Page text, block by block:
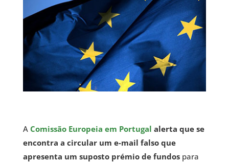
A Comissão Europeia em Portugal alerta que se
encontra a circular um e-mail falso que
apresenta um suposto prémio de fundos para